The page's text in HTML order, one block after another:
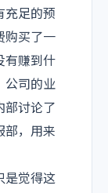
充足的预
购买了一
有赚到什
公司的业
部讨论了
部，用来
是觉得这